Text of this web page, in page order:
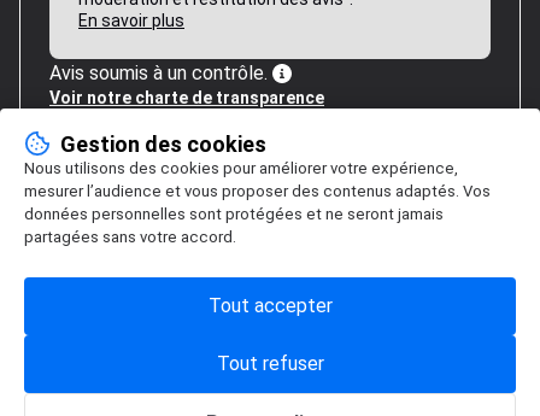
En savoir plus
Avis soumis à un contrôle.
Voir notre charte de transparence
Gestion des cookies
Nous utilisons des cookies pour améliorer votre expérience,
mesurer l’audience et vous proposer des contenus adaptés. Vos
données personnelles sont protégées et ne seront jamais
partagées sans votre accord.
Tout refuser
Tout accepter